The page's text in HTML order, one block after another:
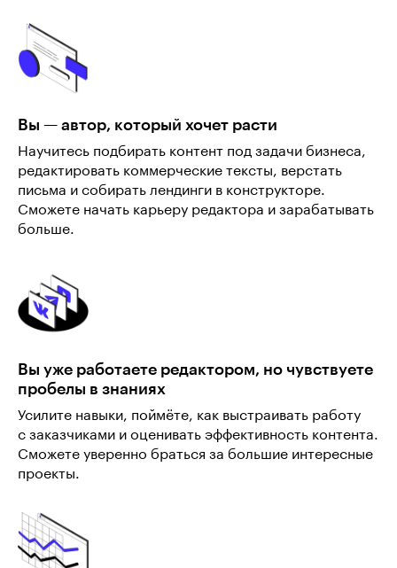
Вы — автор, который хочет расти
Научитесь подбирать контент под задачи бизнеса,
редактировать коммерческие тексты, верстать
письма и собирать лендинги в конструкторе.
Сможете начать карьеру редактора и зарабатывать
больше.
Вы уже работаете редактором, но чувствуете
пробелы в знаниях
Усилите навыки, поймёте, как выстраивать работу
с заказчиками и оценивать эффективность контента.
Сможете уверенно браться за большие интересные
проекты.